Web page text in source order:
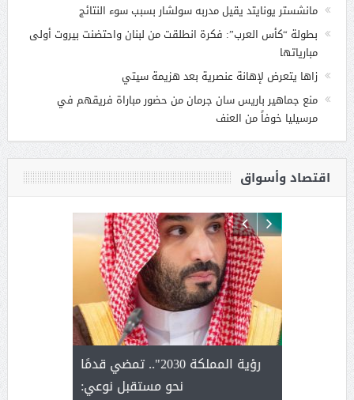
مانشستر يونايتد يقيل مدربه سولشار بسبب سوء النتائج
بطولة “كأس العرب”: فكرة انطلقت من لبنان واحتضنت بيروت أولى
مبارياتها
زاها يتعرض لإهانة عنصرية بعد هزيمة سيتي
منع جماهير باريس سان جرمان من حضور مباراة فريقهم في
مرسيليا خوفاً من العنف
اقتصاد وأسواق
يحصل
رؤية المملكة 2030".. تمضي قدمًا
نحو مستقبل نوعي:
ورشة
عنيزة